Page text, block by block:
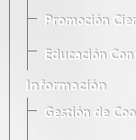
Promoción
Educación
Información
Gestión de